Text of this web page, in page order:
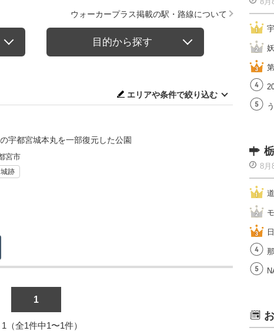
ウォーカープラス掲載の駅・路線について
目的から探す
エリアや条件で絞り込む
宇都宮城本丸を一部復元した公園
宮市
跡
1
1（全1件中1〜1件）
8月